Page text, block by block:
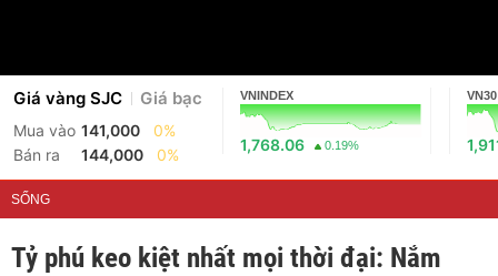
Giá vàng SJC Giá bạc
Mua vào 141,000
0%
Bán ra
144,000 0%
VNINDEX
1,768.06 0.19%
VN30
SỐNG
Tỷ phú keo kiệt nhất mọi thời đại: Nắm